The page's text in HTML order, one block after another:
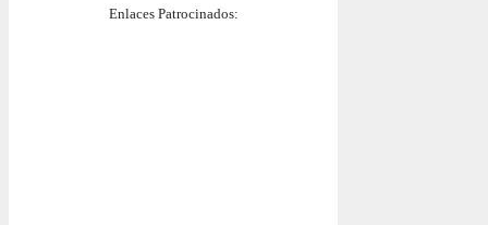
Enlaces Patrocinados: